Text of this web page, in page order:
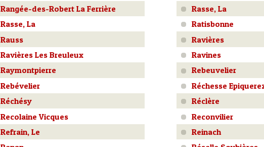
Rangée-des-Robert La Ferrière
Rasse, La
Rasse, La
Ratisbonne
Rauss
Ravières
Ravières Les Breuleux
Ravines
Raymontpierre
Rebeuvelier
Rebévelier
Réchesse
Réchésy
Réclère
Recolaine Vicques
Reconvilier
Refrain, Le
Reinach